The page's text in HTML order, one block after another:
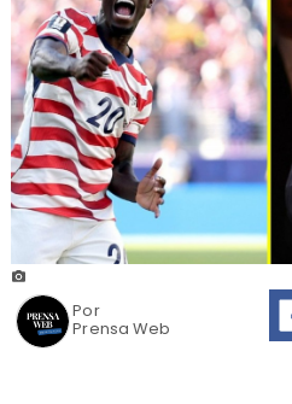
Prensa Web
Por